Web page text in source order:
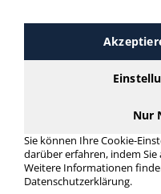
Toner
Einzelpack
günstigen Preis. Finden
Einzelpack mit unserer
Toner Original
Nur
Sie können Ihre Cookie-
darüber erfahren, indem Sie
Weitere Informationen
Datenschutzerklärung.